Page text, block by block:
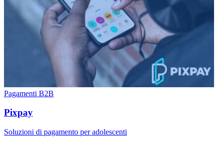
Pagamenti B2B
Pixpay
Soluzioni di pagamento per adolescenti